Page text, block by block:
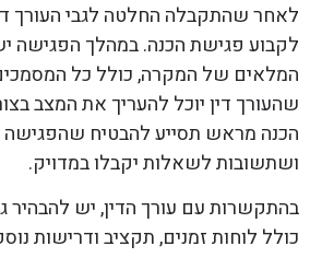
לאחר שהתקבלה החלטה לגבי העורך
לקבוע פגישת הכנה. במהלך הפגישה
המלאים של המקרה, כולל כל המסמכים
שהעורך דין יוכל להעריך את המצב
הכנה מראש תסייע להבטיח שהפגישה
ושתשובות לשאלות יקבלו במדויק.
בהתקשרות עם עורך הדין, יש להבהיר
כולל לוחות זמנים, תקציב ודרישות